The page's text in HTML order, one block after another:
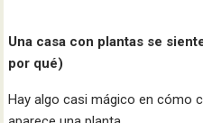
Una casa con plantas se
por qué)
Hay algo casi mágico en cómo